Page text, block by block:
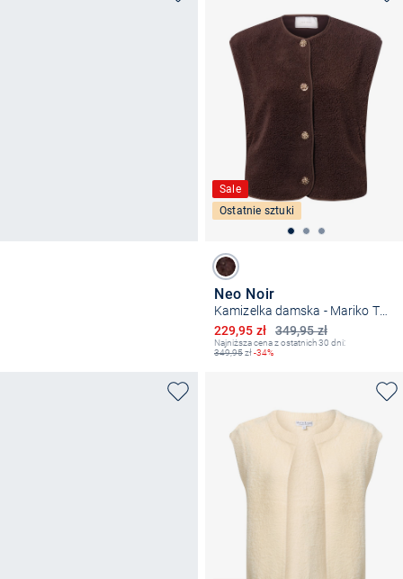
Sale
Ostatnie sztuki
Neo Noir
Kamizelka damska - Mariko Teddy
349,95 zł
Obniżona cena
229,95 zł
Najniższa cena z ostatnich 30 dni:
349,95zł-34%